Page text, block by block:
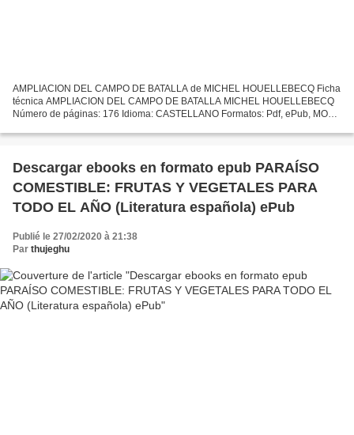
AMPLIACION DEL CAMPO DE BATALLA de MICHEL HOUELLEBECQ Ficha
técnica AMPLIACION DEL CAMPO DE BATALLA MICHEL HOUELLEBECQ
Número de páginas: 176 Idioma: CASTELLANO Formatos: Pdf, ePub, MOBI,
Descargar ebooks en formato epub PARAÍSO
COMESTIBLE: FRUTAS Y VEGETALES PARA
TODO EL AÑO (Literatura española) ePub
Publié le 27/02/2020 à 21:38
Par thujeghu